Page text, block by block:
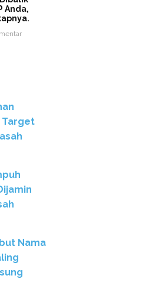
Anda,
Target
Nama